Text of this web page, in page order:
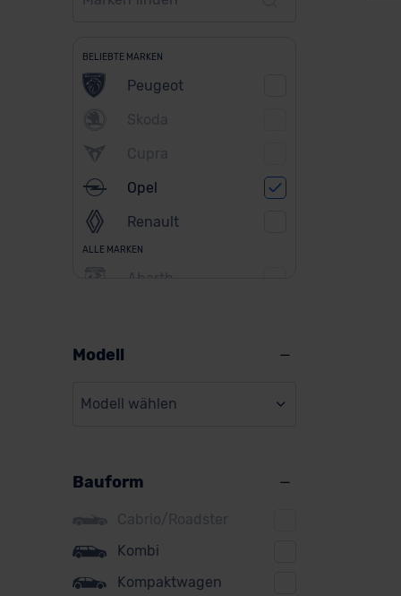
BELIEBTE MARKEN
Peugeot
Skoda
Cupra
Opel
Renault
ALLE MARKEN
Abarth
BMW
Citroen
Cupra
DS
Dacia
Modell
Modell wählen
Bauform
Cabrio/Roadster
Kombi
Kompaktwagen